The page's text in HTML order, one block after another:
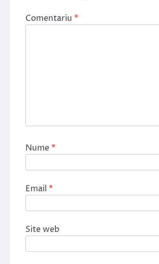
Comentariu *
Nume*
Email *
Site web